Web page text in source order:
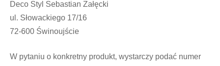
Deco Styl Sebastian Załęcki
ul. Słowackiego 17/16
72-600 Świnoujście
W pytaniu o konkretny produkt, wystarczy podać numer